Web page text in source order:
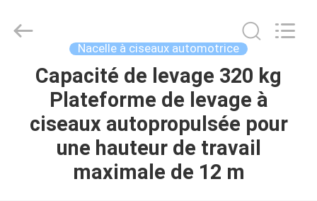
MAISON
PRODUITS
MACHINERY
Nacelle à ciseaux automotrice
Capacité de levage 320 kg
Plateforme de levage à
ciseaux autopropulsée pour
une hauteur de travail
maximale de 12 m